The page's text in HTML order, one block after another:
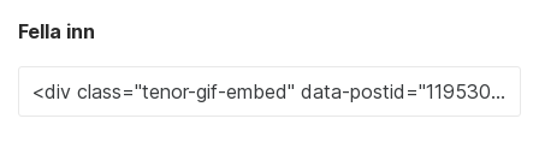
Fella inn